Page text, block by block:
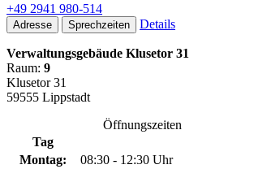
+49 2941 980-514
Adresse Sprechzeiten Details
Verwaltungsgebäude Klusetor 31
Raum: 9
Klusetor 31
59555 Lippstadt
Öffnungszeiten
Tag
Montag:
08:30 - 12:30 Uhr